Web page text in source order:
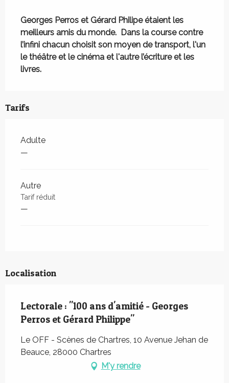
Georges Perros et Gérard Philipe étaient les
meilleurs amis du monde.  Dans la course contre
l’infini chacun choisit son moyen de transport, l'un
le théâtre et le cinéma et l'autre l’écriture et les
livres.
Tarifs
Adulte
—
Autre
Tarif réduit
—
Localisation
Lectorale : "100 ans d'amitié - Georges
Perros et Gérard Philippe"
Le OFF - Scènes de Chartres, 10 Avenue Jehan de
Beauce, 28000 Chartres
M'y rendre